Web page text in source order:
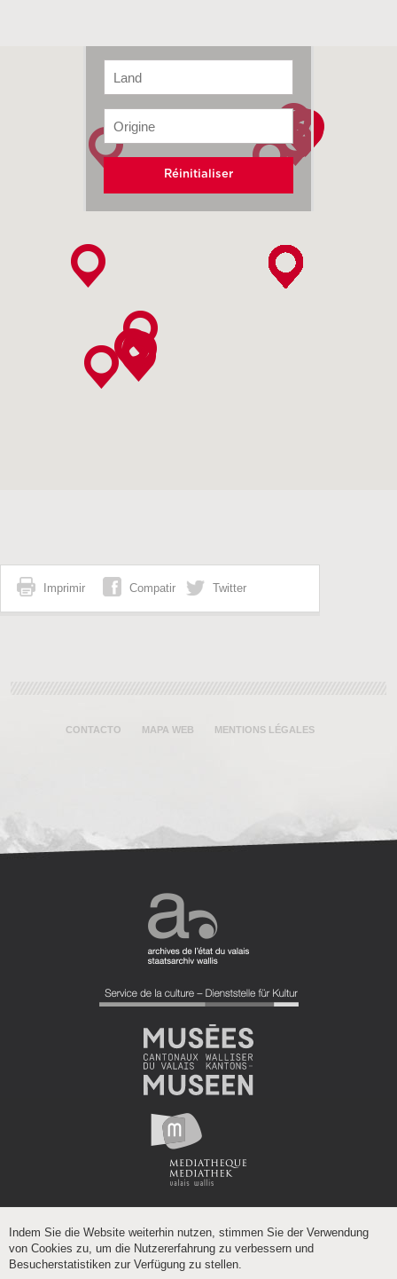
Réinitialiser
Imprimir Compatir Twitter
CONTACTO MAPA WEB MENTIONS LÉGALES
Indem Sie die Website weiterhin nutzen, stimmen Sie der Verwendung
von Cookies zu, um die Nutzererfahrung zu verbessern und
Besucherstatistiken zur Verfügung zu stellen.